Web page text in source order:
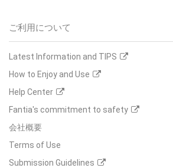
ご利用について
Latest Information and TIPS
How to Enjoy and Use
Help Center
Fantia's commitment to safety
会社概要
Terms of Use
Submission Guidelines